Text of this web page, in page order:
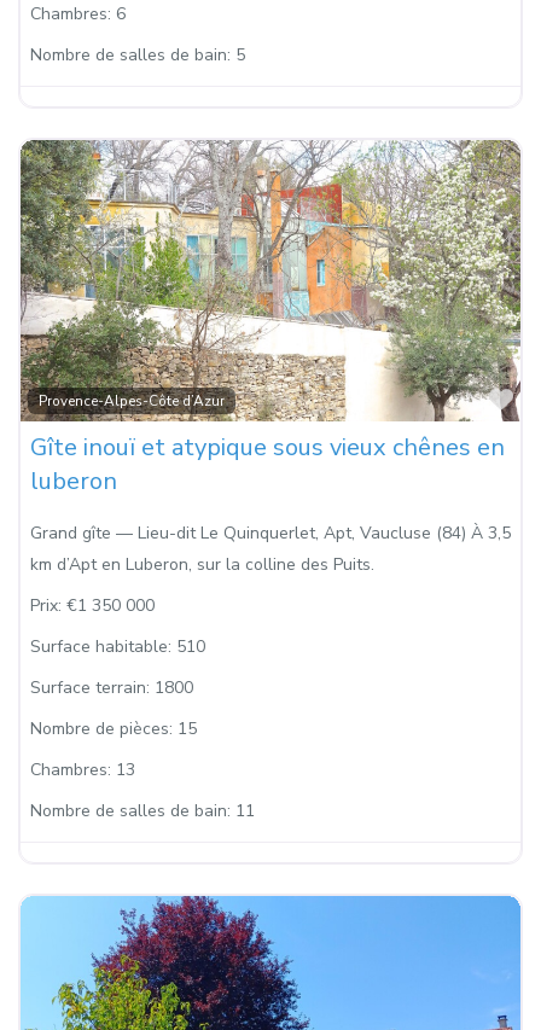
Chambres: 6
Nombre de salles de bain: 5
Provence-Alpes-Côte d’Azur
Gîte inouï et atypique sous vieux chênes en
luberon
Grand gîte — Lieu-dit Le Quinquerlet, Apt, Vaucluse (84) À 3,5
km d’Apt en Luberon, sur la colline des Puits.
Prix: €1 350 000
Surface habitable: 510
Surface terrain: 1800
Nombre de pièces: 15
Chambres: 13
Nombre de salles de bain: 11